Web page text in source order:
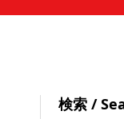
検索 /